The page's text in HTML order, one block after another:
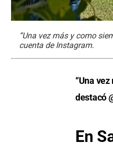
“Una vez más y como
cuenta de Instagram.
“Una
destacó
En